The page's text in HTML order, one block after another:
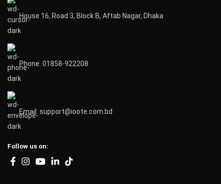
House 16, Road 3, Block B, Aftab Nagar, Dhaka
Phone: 01858-922208
Email: support@ioote.com.bd
Follow us on: